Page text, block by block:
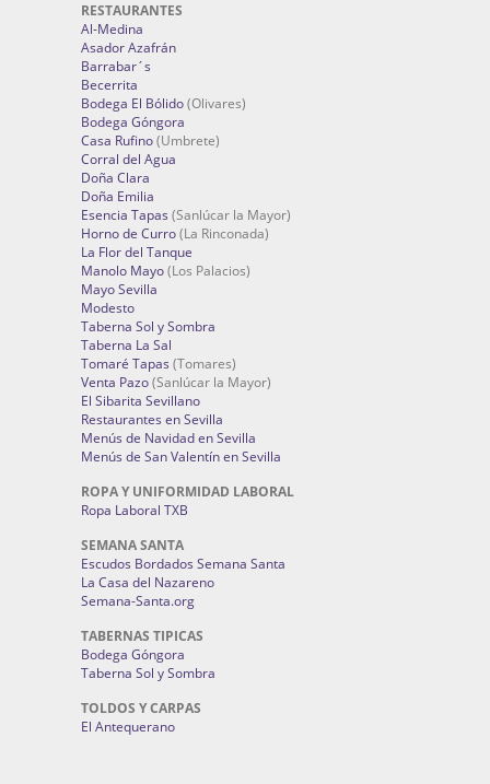
RESTAURANTES
Al-Medina
Asador Azafrán
Barrabar´s
Becerrita
Bodega El Bólido(Olivares)
Bodega Góngora
Casa Rufino(Umbrete)
Corral del Agua
Doña Clara
Doña Emilia
Esencia Tapas (Sanlúcar la Mayor)
Horno de Curro(La Rinconada)
La Flor del Tanque
Manolo Mayo(Los Palacios)
Mayo Sevilla
Modesto
Taberna Sol y Sombra
Taberna La Sal
Tomaré Tapas (Tomares)
Venta Pazo(Sanlúcar la Mayor)
El Sibarita Sevillano
Restaurantes en Sevilla
Menús de Navidad en Sevilla
Menús de San Valentín en Sevilla
ROPA Y UNIFORMIDAD LABORAL
Ropa Laboral TXB
SEMANA SANTA
Escudos Bordados Semana Santa
La Casa del Nazareno
Semana-Santa.org
TABERNAS TIPICAS
Bodega Góngora
Taberna Sol y Sombra
TOLDOS Y CARPAS
El Antequerano